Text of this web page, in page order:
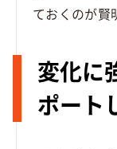
ておくのが賢
変化に
ポート